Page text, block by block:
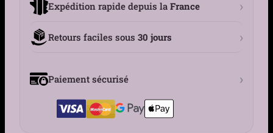
Expédition rapide depuis la France ›
Retours faciles sous 30 jours ›
Paiement sécurisé ›